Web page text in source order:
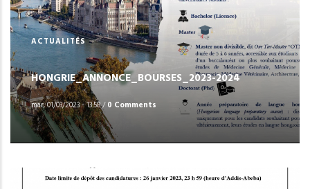
ACTUALITÉS
HONGRIE_ANNONCE_BOURSES_2023-2024
mar, 01/03/2023 - 13:58/0 Comments